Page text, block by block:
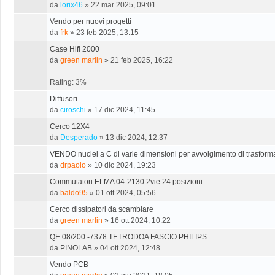
da lorix46 » 22 mar 2025, 09:01
Vendo per nuovi progetti
da frk » 23 feb 2025, 13:15
Case Hifi 2000
da green marlin » 21 feb 2025, 16:22
Rating: 3%
Diffusori -
da ciroschi » 17 dic 2024, 11:45
Cerco 12X4
da Desperado » 13 dic 2024, 12:37
VENDO nuclei a C di varie dimensioni per avvolgimento di
da drpaolo » 10 dic 2024, 19:23
Commutatori ELMA 04-2130 2vie 24 posizioni
da baldo95 » 01 ott 2024, 05:56
Cerco dissipatori da scambiare
da green marlin » 16 ott 2024, 10:22
QE 08/200 -7378 TETRODOA FASCIO PHILIPS
da PINOLAB » 04 ott 2024, 12:48
Vendo PCB